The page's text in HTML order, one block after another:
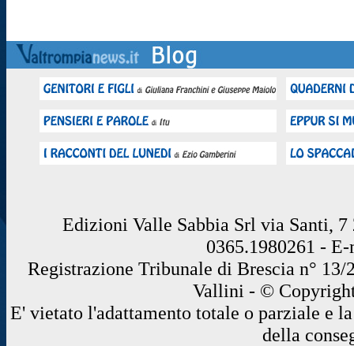
Edizioni Valle Sabbia Srl via Santi, 7
0365.1980261 -
Registrazione Tribunale di Brescia n°
Vallini - ©
E' vietato l'adattamento totale o parziale e
della